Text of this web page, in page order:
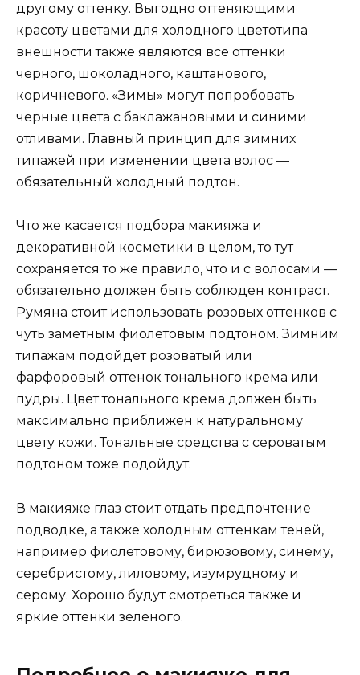
другому оттенку. Выгодно оттеняющими
красоту цветами для холодного цветотипа
внешности также являются все оттенки
черного, шоколадного, каштанового,
коричневого. «Зимы» могут попробовать
черные цвета с баклажановыми и синими
отливами. Главный принцип для зимних
типажей при изменении цвета волос —
обязательный холодный подтон.
Что же касается подбора макияжа и
декоративной косметики в целом, то тут
сохраняется то же правило, что и с волосами —
обязательно должен быть соблюден контраст.
Румяна стоит использовать розовых оттенков с
чуть заметным фиолетовым подтоном. Зимним
типажам подойдет розоватый или
фарфоровый оттенок тонального крема или
пудры. Цвет тонального крема должен быть
максимально приближен к натуральному
цвету кожи. Тональные средства с сероватым
подтоном тоже подойдут.
В макияже глаз стоит отдать предпочтение
подводке, а также холодным оттенкам теней,
например фиолетовому, бирюзовому, синему,
серебристому, лиловому, изумрудному и
серому. Хорошо будут смотреться также и
яркие оттенки зеленого.